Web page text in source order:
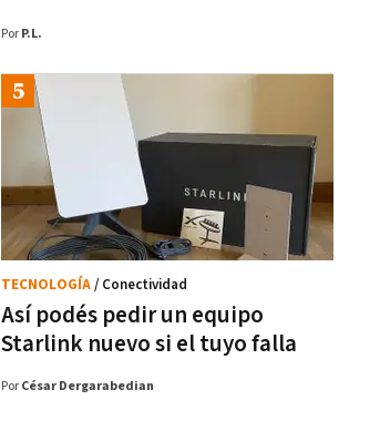
Por P.L.
Así podés pedir un equipo
Starlink nuevo si el tuyo falla
TECNOLOGÍA/ Conectividad
Por César Dergarabedian